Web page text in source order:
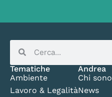
Tematiche
Ambiente
Lavoro & Legalità
Andrea
Chi sono
News